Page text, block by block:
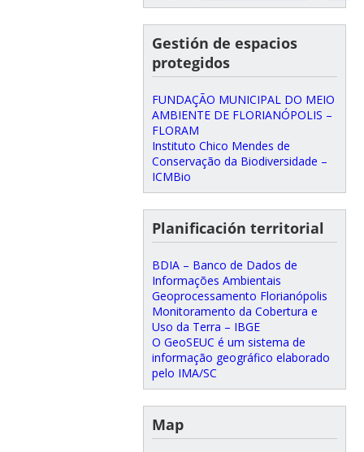
Gestión de espacios
protegidos
FUNDAÇÃO MUNICIPAL DO MEIO
AMBIENTE DE FLORIANÓPOLIS –
FLORAM
Instituto Chico Mendes de
Conservação da Biodiversidade –
ICMBio
Planificación territorial
BDIA – Banco de Dados de
Informações Ambientais
Geoprocessamento Florianópolis
Monitoramento da Cobertura e
Uso da Terra – IBGE
O GeoSEUC é um sistema de
informação geográfico elaborado
pelo IMA/SC
Map